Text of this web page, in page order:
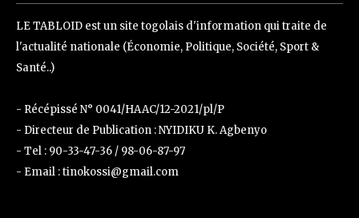
LE TABLOID est un site togolais d'information qui traite de
l'actualité nationale (Économie, Politique, Société, Sport &
Santé..)
- Récépissé N° 0041/HAAC/12-2021/pl/P
- Directeur de Publication : NYIDIKU K. Agbenyo
- Tel : 90-33-47-36 / 98-06-87-97
- Email : tinokossi@gmail.com